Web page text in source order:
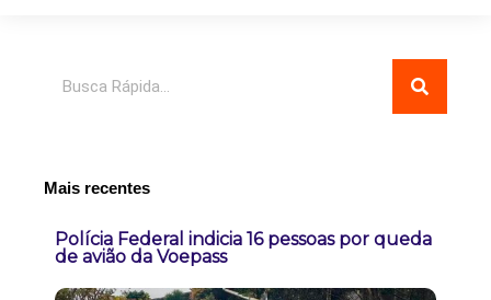
Mais recentes
Polícia Federal indicia 16 pessoas por queda
de avião da Voepass